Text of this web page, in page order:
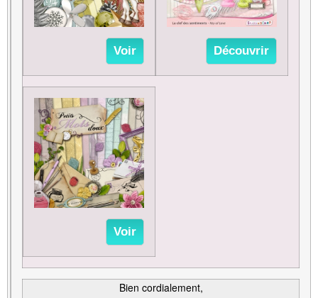
Voir Découvrir
Voir
Bien cordialement,